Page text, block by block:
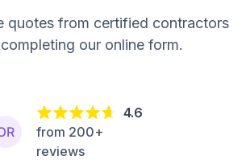
quotes from certified contractors
our online form.
4.6
from 200+
reviews